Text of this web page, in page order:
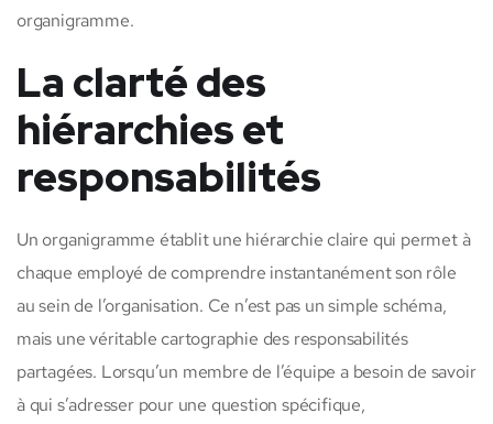
organigramme.
La clarté des
hiérarchies et
responsabilités
Un organigramme établit une hiérarchie claire qui permet à
chaque employé de comprendre instantanément son rôle
au sein de l’organisation. Ce n’est pas un simple schéma,
mais une véritable cartographie des responsabilités
partagées. Lorsqu’un membre de l’équipe a besoin de savoir
à qui s’adresser pour une question spécifique,